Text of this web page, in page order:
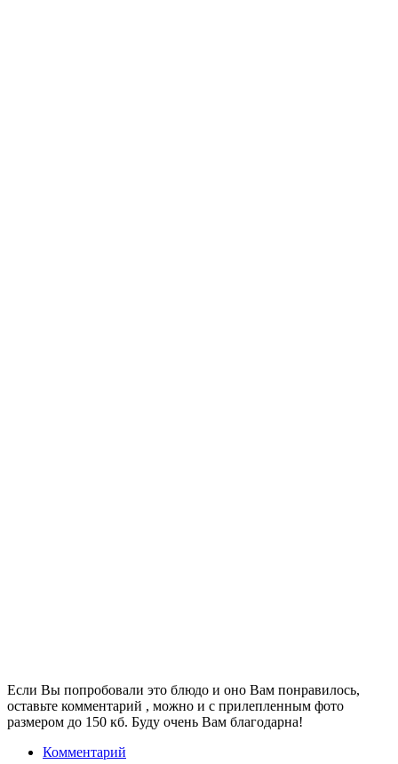
Если Вы попробовали это блюдо и оно Вам понравилось,
оставьте комментарий , можно и с прилепленным фото
размером до 150 кб. Буду очень Вам благодарна!
Комментарий